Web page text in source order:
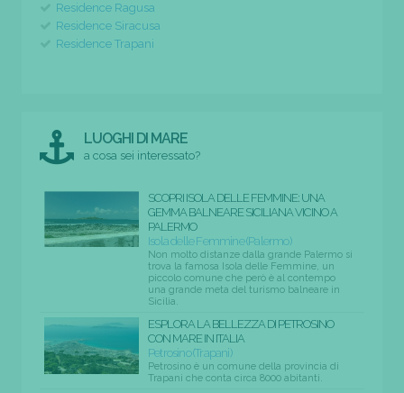
Residence Ragusa
Residence Siracusa
Residence Trapani
LUOGHI DI MARE
a cosa sei interessato?
SCOPRI ISOLA DELLE FEMMINE: UNA
GEMMA BALNEARE SICILIANA VICINO A
PALERMO
Isola delle Femmine (Palermo)
Non molto distanze dalla grande Palermo si
trova la famosa Isola delle Femmine, un
piccolo comune che però è al contempo
una grande meta del turismo balneare in
Sicilia.
ESPLORA LA BELLEZZA DI PETROSINO
CON MARE IN ITALIA
Petrosino (Trapani)
Petrosino è un comune della provincia di
Trapani che conta circa 8000 abitanti.